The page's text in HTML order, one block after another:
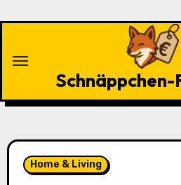
Schnäppchen-
Home & Living